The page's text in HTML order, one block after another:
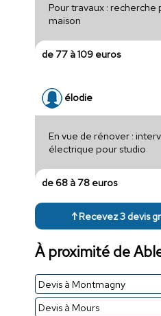
Pour travaux :
maison
de 77 à 109 euros
élodie
En vue de rénover :
électrique pour studio
de 68 à 78 euros
↑ Recevez 3 devis
À proximité de
Devis à Montmagny
Devis à Mours